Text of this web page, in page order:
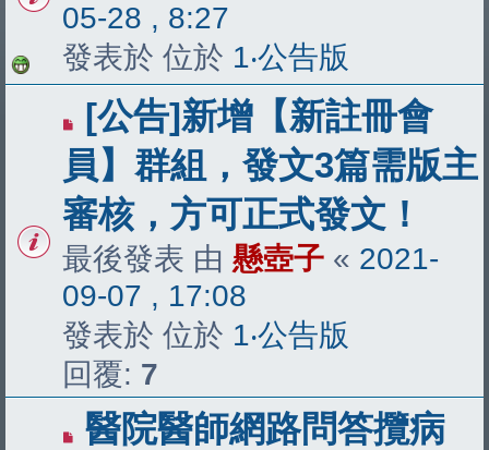
05-28 , 8:27
發表於 位於 1‧公告版
[公告]新增【新註冊會
員】群組，發文3篇需版主
審核，方可正式發文！
最後發表 由 懸壺子 « 2021-
09-07 , 17:08
發表於 位於 1‧公告版
回覆: 7
醫院醫師網路問答攬病